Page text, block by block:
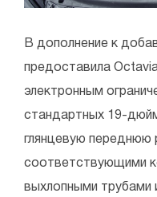
В дополнение к
предоставила
электронным
стандартных 19-
глянцевую переднюю
соответствующими
выхлопными